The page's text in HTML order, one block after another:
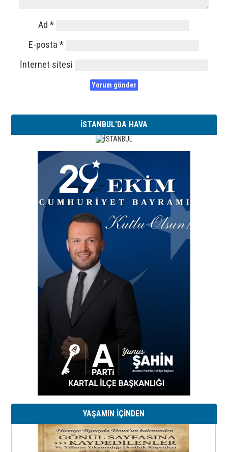
Ad*
E-posta*
İnternet sitesi
İSTANBUL'DA HAVA
YAŞAMIN İÇİNDEN